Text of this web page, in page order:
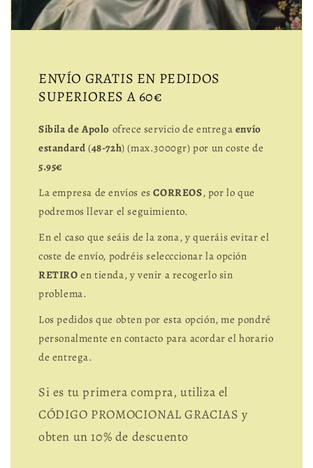
ENVÍO GRATIS EN PEDIDOS
SUPERIORES A 60€
Sibila de Apolo ofrece servicio de entrega envío
estandard (48-72h) (max.3000gr) por un coste de
5.95€
La empresa de envíos esCORREOS, por lo que
podremos llevar el seguimiento.
En el caso que seáis de la zona, y queráis evitar el
coste de envío, podréis selecccionar la opción
RETIROen tienda, y venir a recogerlo sin
problema.
Los pedidos que obten por esta opción, me pondré
personalmente en contacto para acordar el horario
de entrega.
Si es tu primera compra, utiliza el
CÓDIGO PROMOCIONAL GRACIAS y
obten un 10% de descuento